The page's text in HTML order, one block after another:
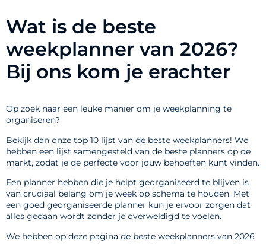
Wat is de beste
weekplanner van 2026?
Bij ons kom je erachter
Op zoek naar een leuke manier om je weekplanning te
organiseren?
Bekijk dan onze top 10 lijst van de beste weekplanners! We
hebben een lijst samengesteld van de beste planners op de
markt, zodat je de perfecte voor jouw behoeften kunt vinden.
Een planner hebben die je helpt georganiseerd te blijven is
van cruciaal belang om je week op schema te houden. Met
een goed georganiseerde planner kun je ervoor zorgen dat
alles gedaan wordt zonder je overweldigd te voelen.
We hebben op deze pagina de beste weekplanners van 2026